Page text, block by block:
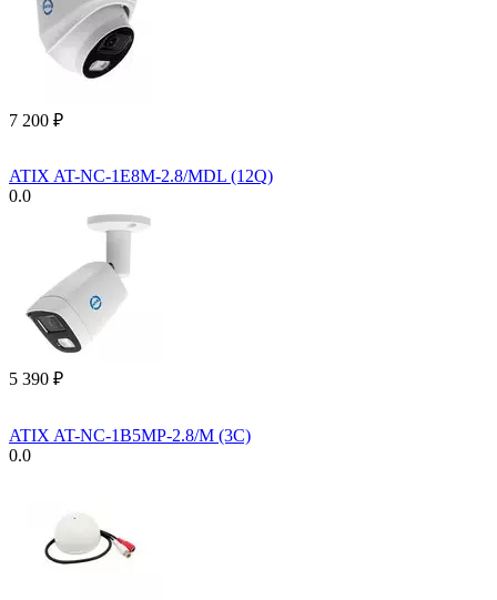
7 200 ₽
ATIX AT-NC-1E8M-2.8/MDL (12Q)
0.0
5 390 ₽
ATIX AT-NC-1B5MP-2.8/M (3C)
0.0